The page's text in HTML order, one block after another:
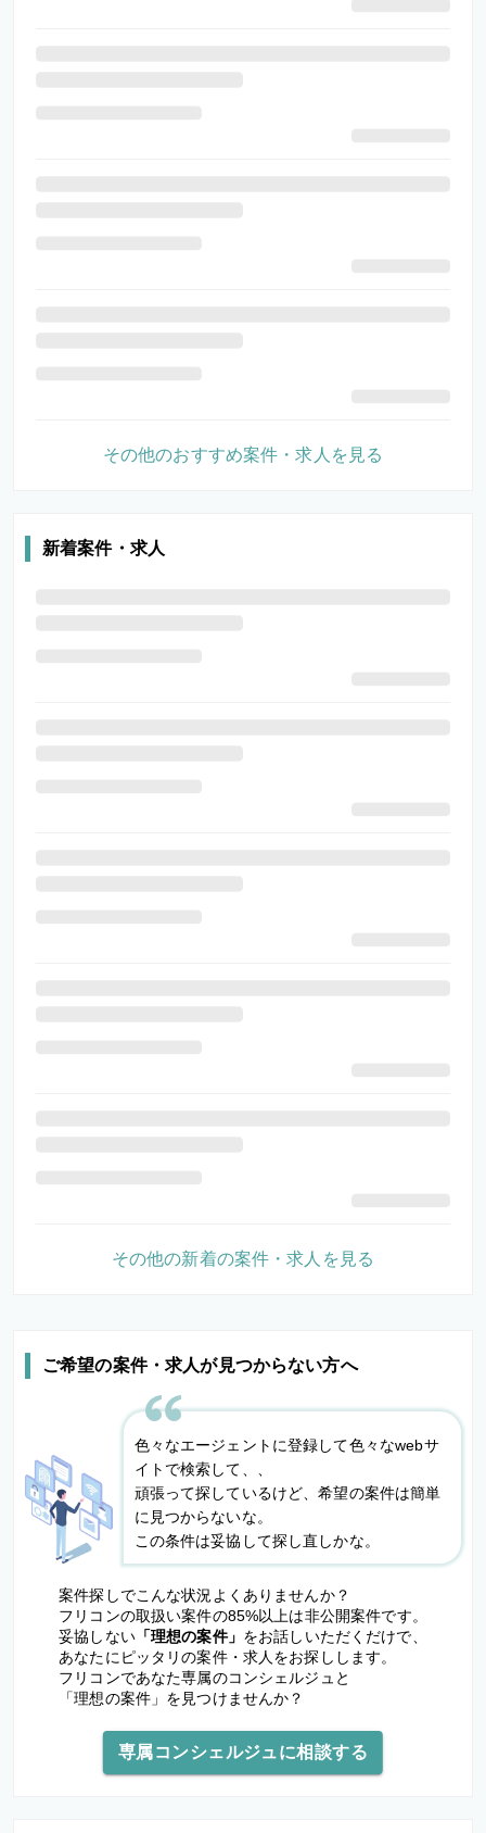
ご希望の案件・求人が見つからない方へ
色々なエージェントに登録して色々なwebサ
イトで検索して、、
頑張って探しているけど、希望の案件は簡単
に見つからないな。
この条件は妥協して探し直しかな。
案件探しでこんな状況よくありませんか？
フリコンの取扱い案件の85%以上は非公開案件です。
妥協しない「理想の案件」 をお話しいただくだけで、
あなたにピッタリの案件・求人をお探しします。
フリコンであなた専属のコンシェルジュと
「理想の案件」を見つけませんか？
専属コンシェルジュに相談する
その他のおすすめ案件・求人を見る
新着案件・求人
その他の新着の案件・求人を見る